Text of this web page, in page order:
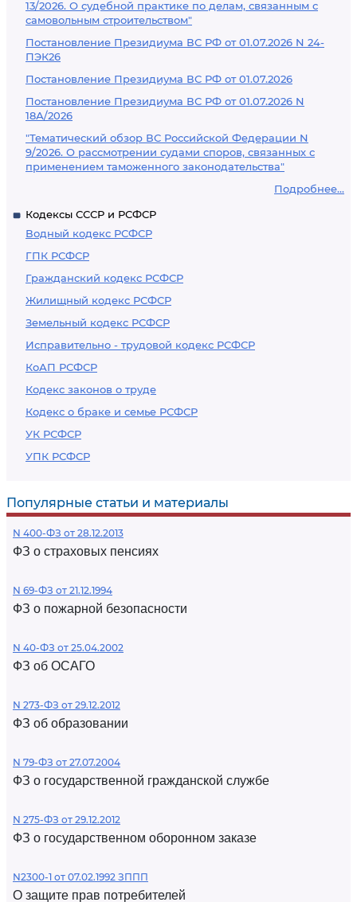
13/2026. О судебной практике по делам, связанным с
самовольным строительством"
Постановление Президиума ВС РФ от 01.07.2026 N 24-
ПЭК26
Постановление Президиума ВС РФ от 01.07.2026
Постановление Президиума ВС РФ от 01.07.2026 N
18А/2026
"Тематический обзор ВС Российской Федерации N
9/2026. О рассмотрении судами споров, связанных с
применением таможенного законодательства"
Подробнее...
Кодексы СССР и РСФСР
Водный кодекс РСФСР
ГПК РСФСР
Гражданский кодекс РСФСР
Жилищный кодекс РСФСР
Земельный кодекс РСФСР
Исправительно - трудовой кодекс РСФСР
КоАП РСФСР
Кодекс законов о труде
Кодекс о браке и семье РСФСР
УК РСФСР
УПК РСФСР
Популярные статьи и материалы
N 400-ФЗ от 28.12.2013
ФЗ о страховых пенсиях
N 69-ФЗ от 21.12.1994
ФЗ о пожарной безопасности
N 40-ФЗ от 25.04.2002
ФЗ об ОСАГО
N 273-ФЗ от 29.12.2012
ФЗ об образовании
N 79-ФЗ от 27.07.2004
ФЗ о государственной гражданской службе
N 275-ФЗ от 29.12.2012
ФЗ о государственном оборонном заказе
N2300-1 от 07.02.1992 ЗППП
О защите прав потребителей